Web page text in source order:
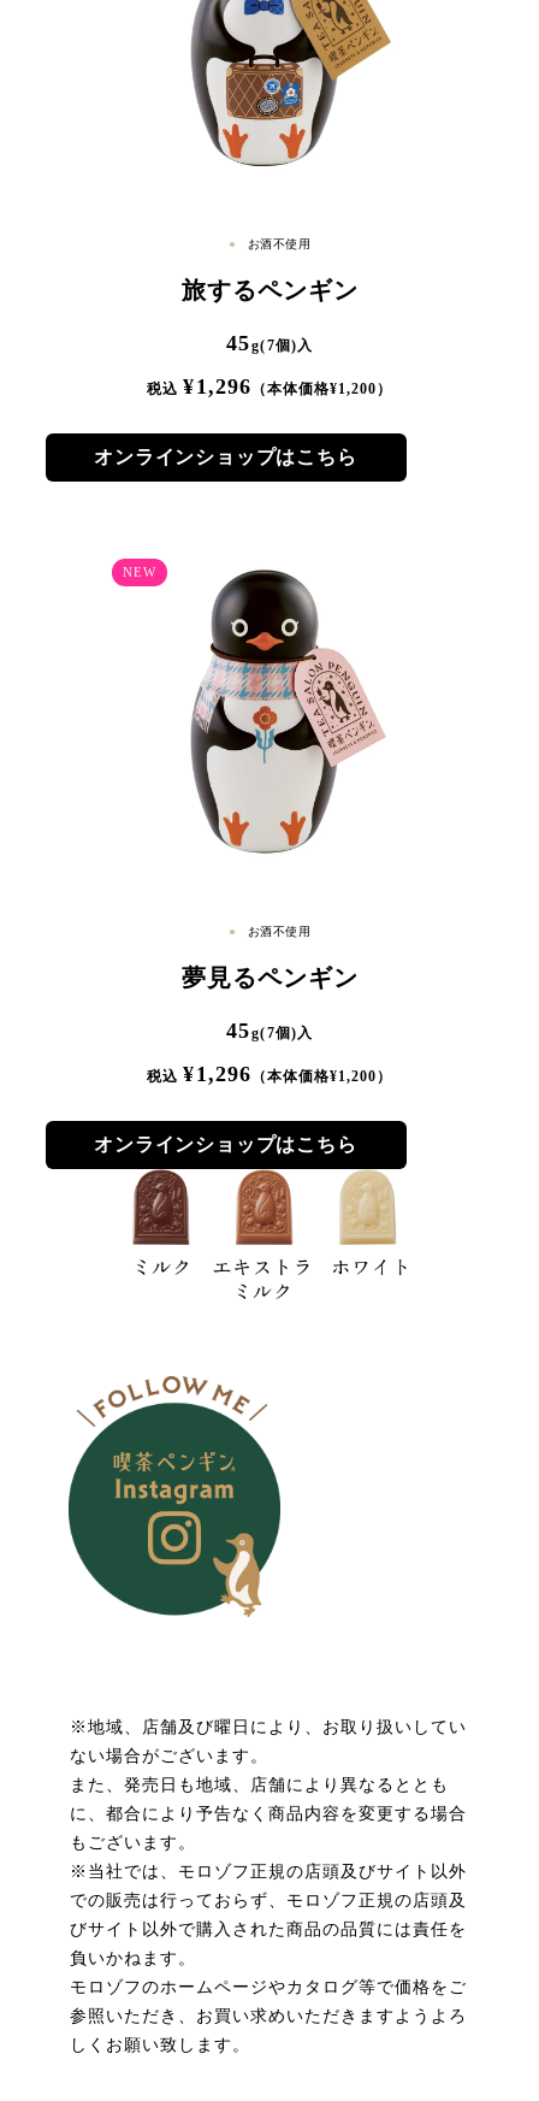
お酒不使用
旅するペンギン
45g(7個)入
税込 ¥1,296 （本体価格¥1,200 ）
オンラインショップはこちら
お酒不使用
夢見るペンギン
45g(7個)入
税込 ¥1,296 （本体価格¥1,200 ）
オンラインショップはこちら
※地域、店舗及び曜日により、お取り扱いしてい
ない場合がございます。
また、発売日も地域、店舗により異なるととも
に、都合により予告なく商品内容を変更する場合
もございます。
※当社では、モロゾフ正規の店頭及びサイト以外
での販売は行っておらず、モロゾフ正規の店頭及
びサイト以外で購入された商品の品質には責任を
負いかねます。
モロゾフのホームページやカタログ等で価格をご
参照いただき、お買い求めいただきますようよろ
しくお願い致します。